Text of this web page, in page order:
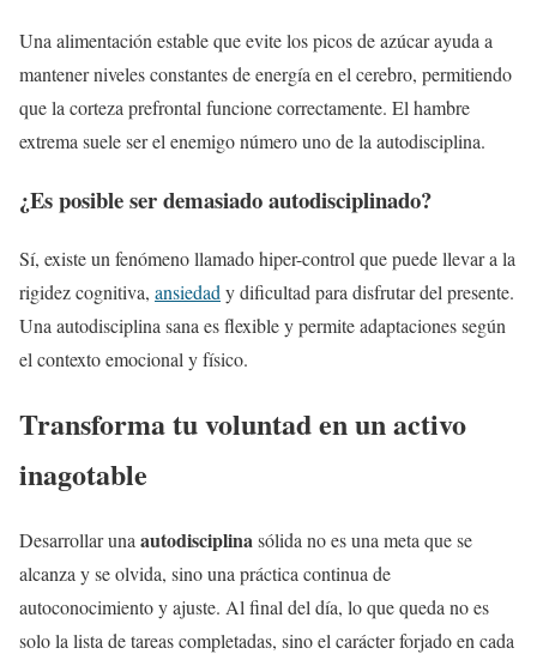
Una alimentación estable que evite los picos de azúcar ayuda a
mantener niveles constantes de energía en el cerebro, permitiendo
que la corteza prefrontal funcione correctamente. El hambre
extrema suele ser el enemigo número uno de la autodisciplina.
¿Es posible ser demasiado autodisciplinado?
Sí, existe un fenómeno llamado hiper-control que puede llevar a la
rigidez cognitiva, ansiedad y dificultad para disfrutar del presente.
Una autodisciplina sana es flexible y permite adaptaciones según
el contexto emocional y físico.
Transforma tu voluntad en un activo
inagotable
Desarrollar unaautodisciplinasólida no es una meta que se
alcanza y se olvida, sino una práctica continua de
autoconocimiento y ajuste. Al final del día, lo que queda no es
solo la lista de tareas completadas, sino el carácter forjado en cada